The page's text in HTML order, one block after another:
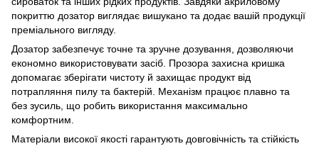
покриттю дозатор виглядає вишукано та додає вашій продукції
преміального вигляду.
Дозатор забезпечує точне та зручне дозування, дозволяючи
економно використовувати засіб. Прозора захисна кришка
допомагає зберігати чистоту й захищає продукт від
потрапляння пилу та бактерій. Механізм працює плавно та
без зусиль, що робить використання максимально
комфортним.
Матеріали високої якості гарантують довговічність та стійкість